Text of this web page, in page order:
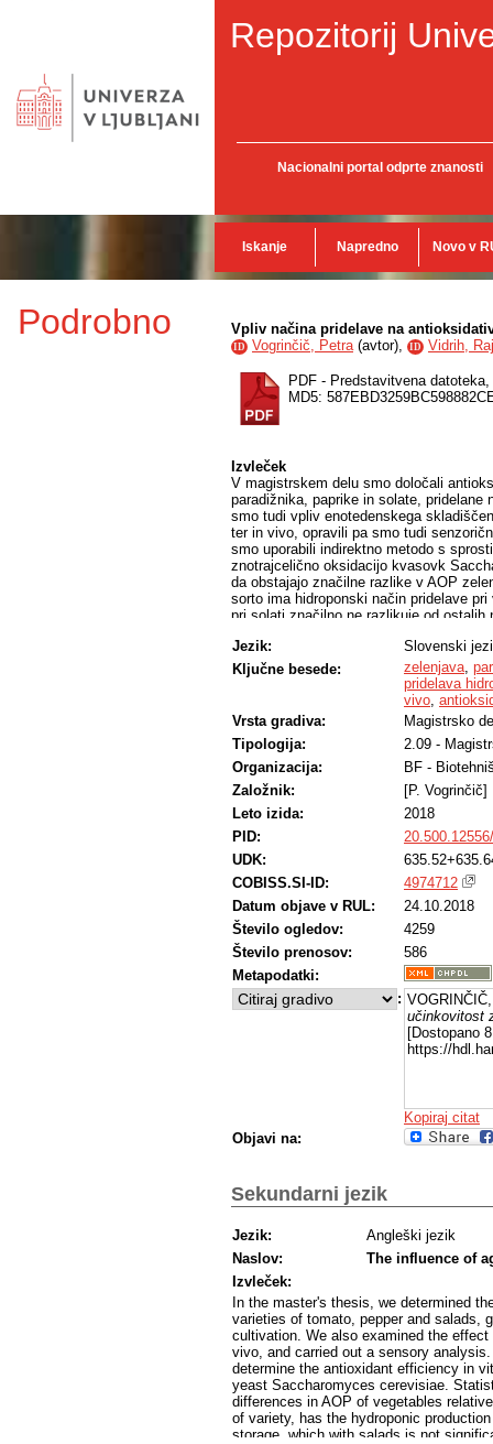
Repozitorij
Nacionalni portal odprte znanosti
Iskanje Napredno Novo v
Podrobno Vpliv načina pridelave na
ID Vogrinčič, Petra(avtor), ID Vidrih,
PDF - Predstavitvena datoteka,
MD5:
Izvleček
V magistrskem delu smo določali
paradižnika, paprike in solate, pridelane
smo tudi vpliv enotedenskega
ter in vivo, opravili pa smo tudi
smo uporabili indirektno metodo s
znotrajcelično oksidacijo kvasovk
da obstajajo značilne razlike v AOP
sorto ima hidroponski način pridelave
pri solati značilno ne razlikuje od
skladiščenju značilno povečala
po skladiščenju pri paradižniku sorte
papriki sorte Verdana je imela največji
od ekološke pridelave. Korelacije med
senzorični analizi se je izkazalo, da
med načini pridelave znotraj sorte le
sortami.
Jezik:
Slovenski
Ključne besede:
zelenjava,
pridelava
vivo,
Vrsta gradiva:
Magistrsko
Tipologija:
2.09 -
Organizacija:
BF -
Založnik:
[P. Vogrinčič]
Leto izida:
2018
PID:
UDK:
COBISS.SI-ID:
4974712
Datum objave v RUL:
24.10.2018
Število ogledov:
4259
Število prenosov:
586
Metapodatki:
:
učinkovitost
[Dostopano
https://
Kopiraj citat
Objavi na:
Sekundarni jezik
Jezik:
Angleški jezik
Naslov:
The influence of
Izvleček:
In the master's thesis, we determined
varieties of tomato, pepper and salads,
cultivation. We also examined the
vivo, and carried out a sensory
determine the antioxidant efficiency in
yeast Saccharomyces cerevisiae.
differences in AOP of vegetables
of variety, has the hydroponic
storage, which with salads is not